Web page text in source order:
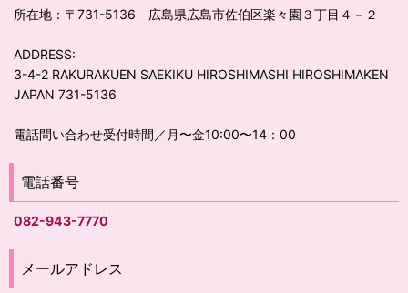
所在地：〒731-5136 広島県広島市佐伯区楽々園３丁目４－２
ADDRESS:
3-4-2 RAKURAKUEN SAEKIKU HIROSHIMASHI HIROSHIMAKEN
JAPAN 731-5136
電話問い合わせ受付時間／月〜金10:00〜14：00
電話番号
082-943-7770
メールアドレス